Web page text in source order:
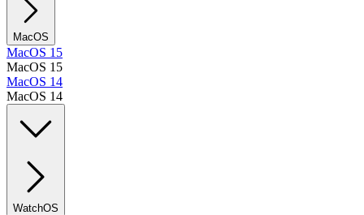
MacOS
MacOS 15
MacOS 15
MacOS 14
MacOS 14
WatchOS